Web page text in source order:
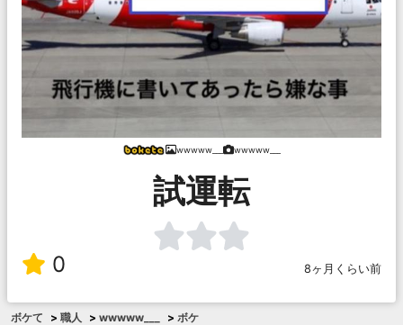
wwwww___ wwwww___
試運転
0 8ヶ月くらい前
ボケて > 職人 > wwwww___ > ボケ